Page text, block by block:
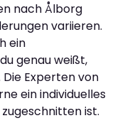
nach Ålborg
variieren.
ein
genau weißt,
Experten von
ein individuelles
ist.